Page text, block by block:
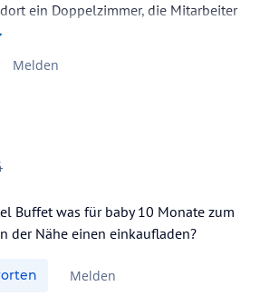
ein Doppelzimmer, die Mitarbeiter
sehr hilfsbereit und finden
Melden
Buffet was für baby 10 Monate zum
der Nähe einen einkaufladen?
Melden